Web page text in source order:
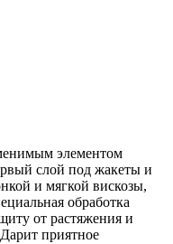
элементом
слой под жакеты и
и мягкой вискозы,
обработка
от растяжения и
приятное